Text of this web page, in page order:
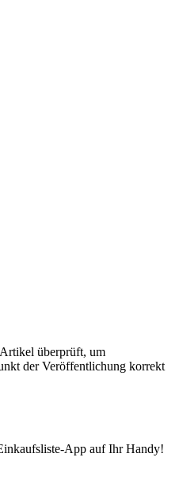
überprüft, um
der Veröffentlichung korrekt
App auf Ihr Handy!